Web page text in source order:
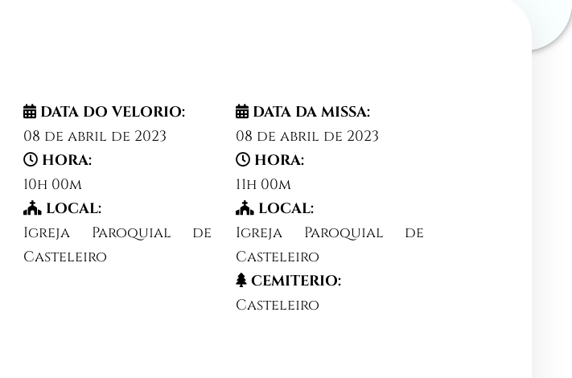
DATA DO VELORIO:
08 de abril de 2023
HORA:
10h 00m
LOCAL:
Igreja Paroquial de
Casteleiro
DATA DA MISSA:
08 de abril de 2023
HORA:
11h 00m
LOCAL:
Igreja Paroquial de
Casteleiro
CEMITERIO:
Casteleiro